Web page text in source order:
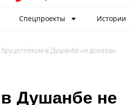
Спецпроекты Истории
в Душанбе не доказан
Душанбе не